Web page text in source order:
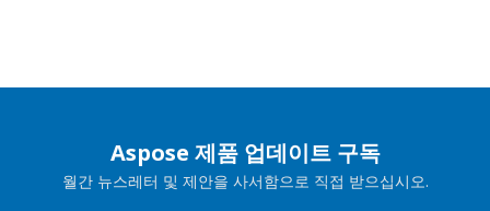
Aspose 제품 업데이트 구독
월간 뉴스레터 및 제안을 사서함으로 직접 받으십시오.